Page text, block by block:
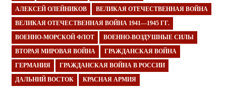
АЛЕКСЕЙ ОЛЕЙНИКОВ ВЕЛИКАЯ ОТЕЧЕСТВЕННАЯ ВОЙНА
ВЕЛИКАЯ ОТЕЧЕСТВЕННАЯ ВОЙНА 1941—1945 ГГ.
ВОЕННО-МОРСКОЙ ФЛОТ ВОЕННО-ВОЗДУШНЫЕ СИЛЫ
ВТОРАЯ МИРОВАЯ ВОЙНА ГРАЖДАНСКАЯ ВОЙНА
ГЕРМАНИЯ ГРАЖДАНСКАЯ ВОЙНА В РОССИИ
ДАЛЬНИЙ ВОСТОК КРАСНАЯ АРМИЯ